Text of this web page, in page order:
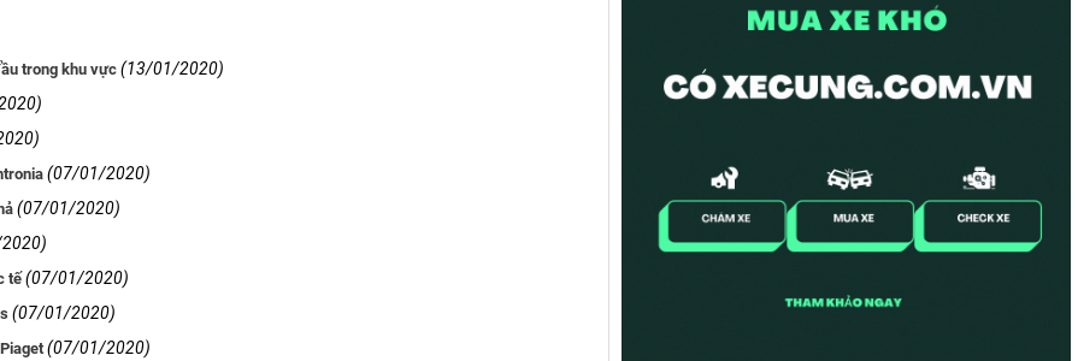
trong khu vực (13/01/2020)
(07/01/2020)
(07/01/2020)
tế (07/01/2020)
(07/01/2020)
(07/01/2020)